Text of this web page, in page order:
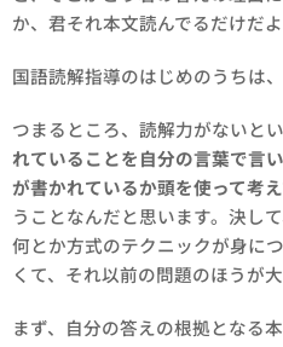
か、君それ本文読んでるだけだ
国語読解指導のはじめのうちは
つまるところ、読解力がないと
れていることを自分の言葉で言
が書かれているか頭を使って考
うことなんだと思います。決し
何とか方式のテクニックが身に
くて、それ以前の問題のほうが
まず、自分の答えの根拠となる